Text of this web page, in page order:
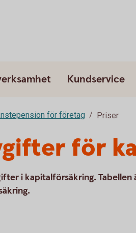
Kundservice
för företag Priser
för
i kapitalförsäkring. Tabellen